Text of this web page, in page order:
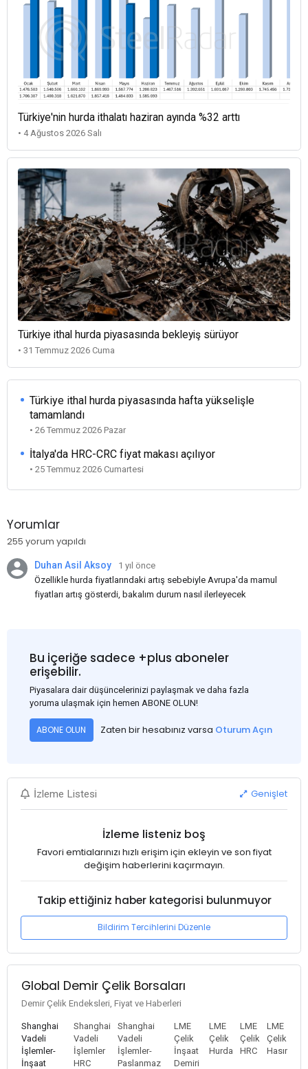
Türkiye'nin hurda ithalatı haziran ayında %32 arttı
• 4 Ağustos 2026 Salı
Türkiye ithal hurda piyasasında bekleyiş sürüyor
• 31 Temmuz 2026 Cuma
Türkiye ithal hurda piyasasında hafta yükselişle
tamamlandı
• 26 Temmuz 2026 Pazar
İtalya'da HRC-CRC fiyat makası açılıyor
• 25 Temmuz 2026 Cumartesi
Yorumlar
255 yorum yapıldı
Duhan Asil Aksoy
1 yıl önce
Özellikle hurda fiyatlarındaki artış sebebiyle Avrupa'da mamul
fiyatları artış gösterdi, bakalım durum nasıl ilerleyecek
Bu içeriğe sadece +plus aboneler
erişebilir.
Piyasalara dair düşüncelerinizi paylaşmak ve daha fazla
yoruma ulaşmak için hemen ABONE OLUN!
ABONE OLUN Zaten bir hesabınız varsa Oturum Açın
İzleme Listesi Genişlet
İzleme listeniz boş
Favori emtialarınızı hızlı erişim için ekleyin ve son fiyat
değişim haberlerini kaçırmayın.
Takip ettiğiniz haber kategorisi bulunmuyor
Bildirim Tercihlerini Düzenle
Global Demir Çelik Borsaları
Demir Çelik Endeksleri, Fiyat ve Haberleri
Shanghai
Vadeli
İşlemler-
İnşaat
Shanghai
Vadeli
İşlemler
HRC
Shanghai
Vadeli
İşlemler-
Paslanmaz
LME
Çelik
İnşaat
Demiri
LME
Çelik
Hurda
LME
Çelik
HRC
LME
Çelik
Hasır